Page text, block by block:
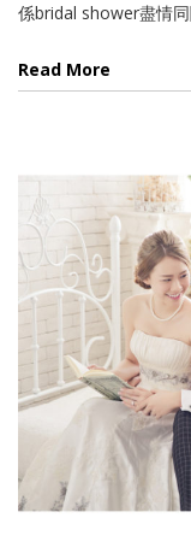
係bridal shower盡情同
Read More